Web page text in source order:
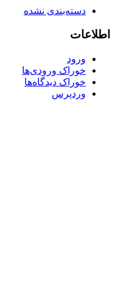
دسته‌بندی نشده
اطلاعات
ورود
خوراک ورودی‌ها
خوراک دیدگاه‌ها
وردپرس